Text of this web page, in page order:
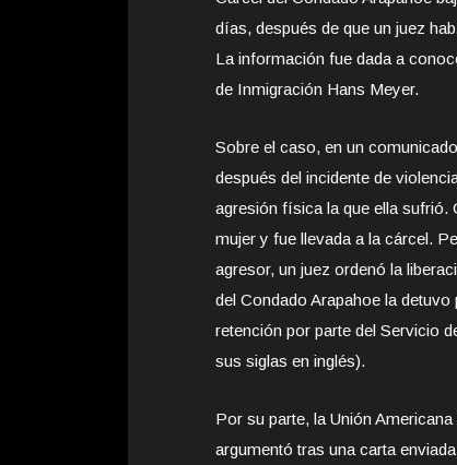
días, después de que un juez
La información fue dada a
de Inmigración Hans Meyer.
Sobre el caso, en un
después del incidente de
agresión física la que ella sufrió.
mujer y fue llevada a la cárcel.
agresor, un juez ordenó la
del Condado Arapahoe la
retención por parte del Servicio
sus siglas en inglés).
Por su parte, la Unión
argumentó tras una carta